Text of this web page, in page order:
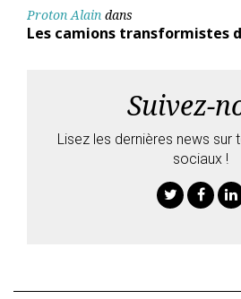
Proton Alain dans
Les camions transformistes
Suivez-
Lisez les dernières news sur
sociaux !